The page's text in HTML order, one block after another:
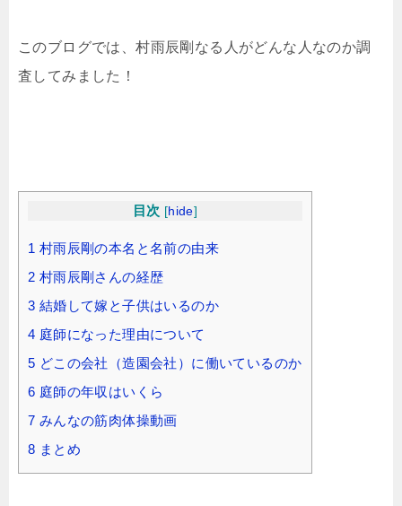
このブログでは、村雨辰剛なる人がどんな人なのか調
査してみました！
目次 [hide]
1 村雨辰剛の本名と名前の由来
2 村雨辰剛さんの経歴
3 結婚して嫁と子供はいるのか
4 庭師になった理由について
5 どこの会社（造園会社）に働いているのか
6 庭師の年収はいくら
7 みんなの筋肉体操動画
8 まとめ